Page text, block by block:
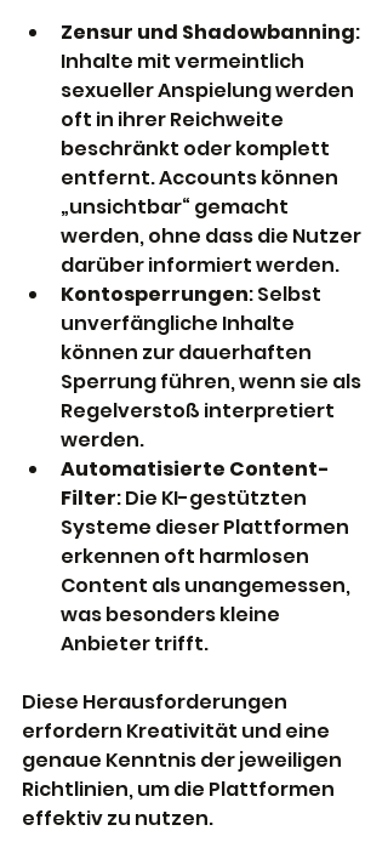
Zensur und Shadowbanning:
Inhalte mit vermeintlich
sexueller Anspielung werden
oft in ihrer Reichweite
beschränkt oder komplett
entfernt. Accounts können
„unsichtbar“ gemacht
werden, ohne dass die Nutzer
darüber informiert werden.
Kontosperrungen: Selbst
unverfängliche Inhalte
können zur dauerhaften
Sperrung führen, wenn sie als
Regelverstoß interpretiert
werden.
Automatisierte Content-
Filter: Die KI-gestützten
Systeme dieser Plattformen
erkennen oft harmlosen
Content als unangemessen,
was besonders kleine
Anbieter trifft.
Diese Herausforderungen
erfordern Kreativität und eine
genaue Kenntnis der jeweiligen
Richtlinien, um die Plattformen
effektiv zu nutzen.